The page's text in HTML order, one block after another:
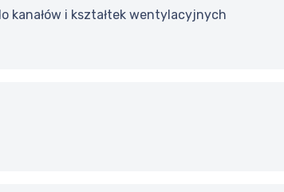
kanałów i kształtek wentylacyjnych